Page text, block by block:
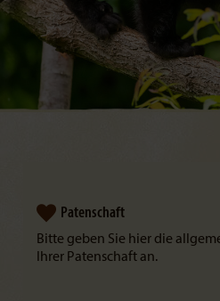
Patenschaft
Bitte geben Sie hier die
Ihrer Patenschaft an.